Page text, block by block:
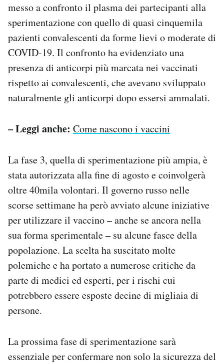
messo a confronto il plasma dei partecipanti alla
sperimentazione con quello di quasi cinquemila
pazienti convalescenti da forme lievi o moderate di
COVID-19. Il confronto ha evidenziato una
presenza di anticorpi più marcata nei vaccinati
rispetto ai convalescenti, che avevano sviluppato
naturalmente gli anticorpi dopo essersi ammalati.
– Leggi anche: Come nascono i vaccini
La fase 3, quella di sperimentazione più ampia, è
stata autorizzata alla fine di agosto e coinvolgerà
oltre 40mila volontari. Il governo russo nelle
scorse settimane ha però avviato alcune iniziative
per utilizzare il vaccino – anche se ancora nella
sua forma sperimentale – su alcune fasce della
popolazione. La scelta ha suscitato molte
polemiche e ha portato a numerose critiche da
parte di medici ed esperti, per i rischi cui
potrebbero essere esposte decine di migliaia di
persone.
La prossima fase di sperimentazione sarà
essenziale per confermare non solo la sicurezza del